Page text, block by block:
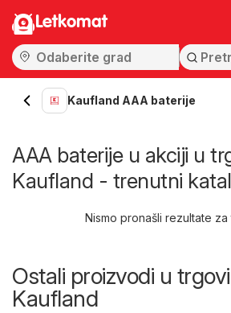
Letkomat
Kaufland AAA baterije
AAA baterije u akciji u
Kaufland - trenutni
Nismo pronašli rezultate za
Ostali proizvodi u
Kaufland